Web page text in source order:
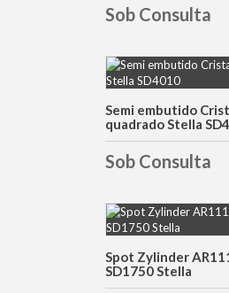
Sob Consulta
Semi embutido
quadrado Stella
Sob Consulta
Spot Zylinder
SD1750 Stella